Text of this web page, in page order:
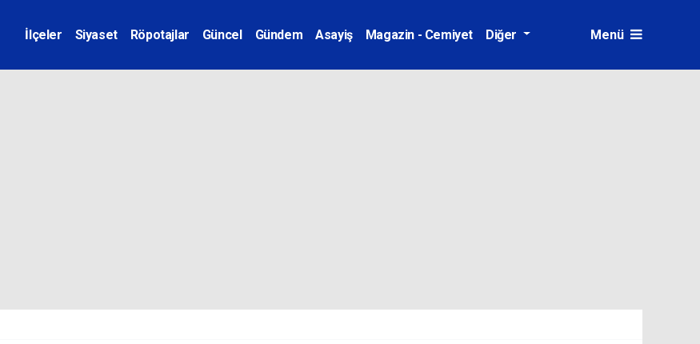
İlçeler Siyaset Röpotajlar Güncel Gündem Asayiş Magazin - Cemiyet Diğer Menü